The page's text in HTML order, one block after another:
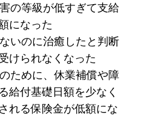
等級が低すぎて支給
になった
のに治癒したと判断
けられなくなった
めに、休業補償や障
給付基礎日額を少なく
れる保険金が低額にな